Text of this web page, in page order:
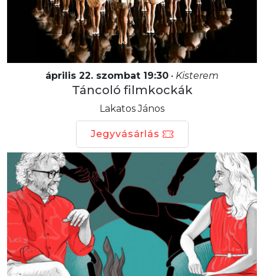
április 22. szombat 19:30 • Kisterem
Táncoló filmkockák
Lakatos János
Jegyvásárlás